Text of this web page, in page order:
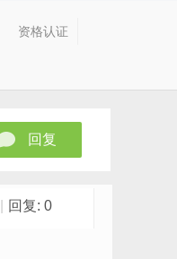
资格认证
回复
回复: 0